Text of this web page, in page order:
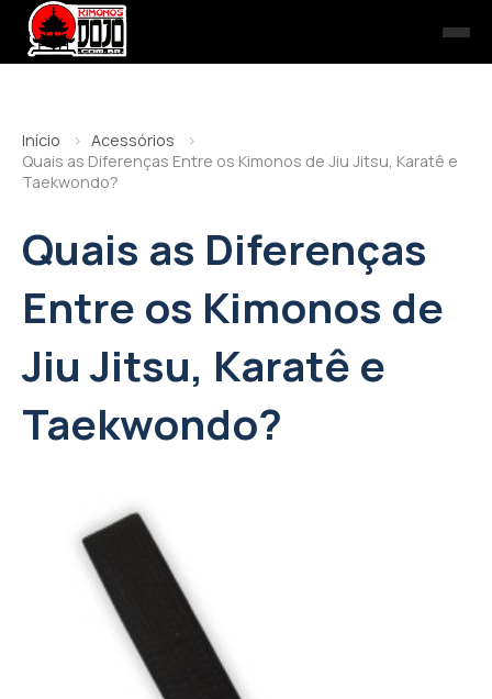
Início
Acessórios
Quais as Diferenças Entre os Kimonos de Jiu Jitsu, Karatê e
Taekwondo?
Quais as Diferenças
Entre os Kimonos de
Jiu Jitsu, Karatê e
Taekwondo?